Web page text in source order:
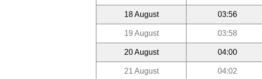
18 August 03:56
19 August 03:58
20 August 04:00
21 August 04:02